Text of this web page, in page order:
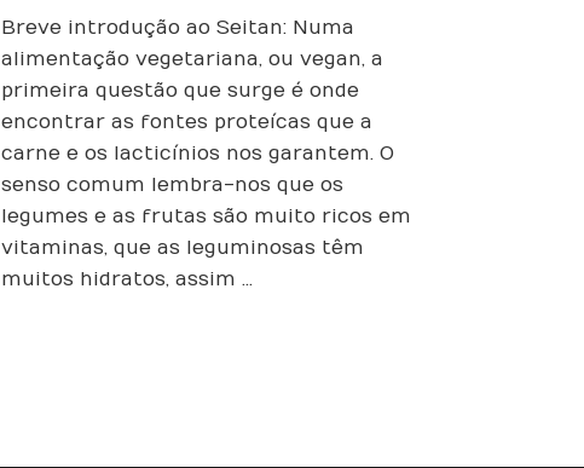
DIY
–
aprende
fazer
o
teu
seitan
Breve introdução ao Seitan: Numa
alimentação vegetariana, ou vegan, a
primeira questão que surge é onde
encontrar as fontes proteícas que a
carne e os lacticínios nos garantem. O
senso comum lembra-nos que os
legumes e as frutas são muito ricos em
vitaminas, que as leguminosas têm
muitos hidratos, assim …